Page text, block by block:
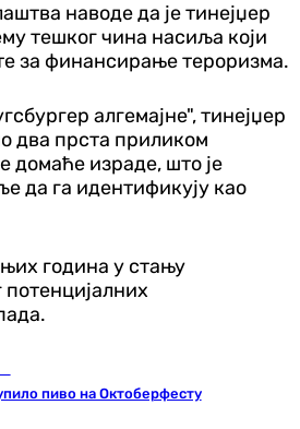
наводе да је тинејџер
тешког чина насиља који
за финансирање тероризма.
алгемајне", тинејџер
два прста приликом
домаће израде, што је
да га идентификују као
година у стању
пиво на Октоберфесту